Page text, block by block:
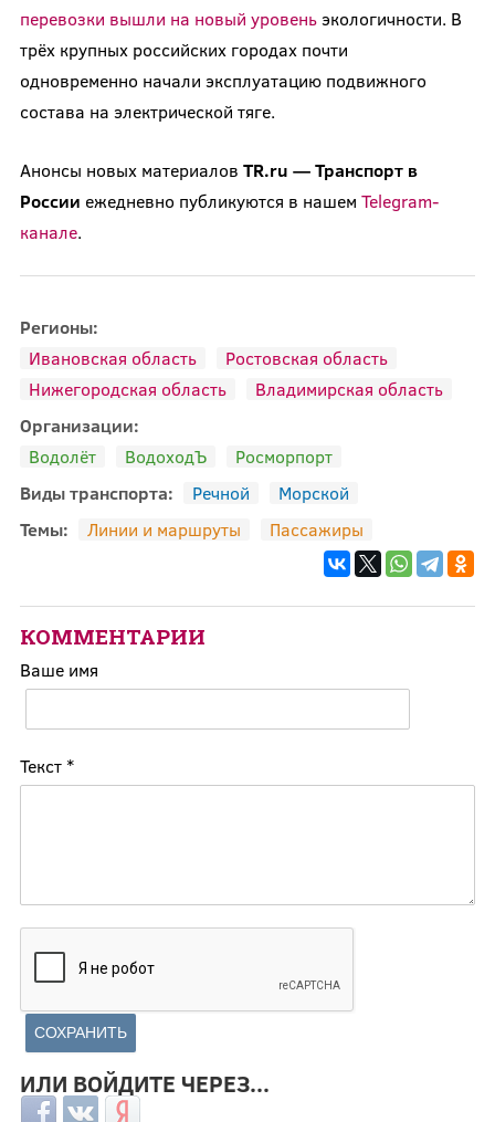
перевозки вышли на новый уровеньэкологичности. В
трёх крупных российских городах почти
одновременно начали эксплуатацию подвижного
состава на электрической тяге.
Анонсы новых материалов TR.ru — Транспорт в
России ежедневно публикуются в нашем Telegram-
канале.
Регионы:
Ивановская область
Ростовская область
Нижегородская область
Владимирская область
Организации:
Водолёт
ВодоходЪ
Росморпорт
Виды транспорта:
Речной
Морской
Темы:
Линии и маршруты Пассажиры
КОММЕНТАРИИ
Ваше имя
Текст *
ИЛИ ВОЙДИТЕ ЧЕРЕЗ...
Login with Facebook
Login with ВКонтакте
Login with Яндекс